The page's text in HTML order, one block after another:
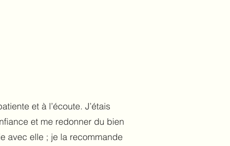
et à l’écoute. J’étais
et me redonner du bien
avec elle ; je la recommande